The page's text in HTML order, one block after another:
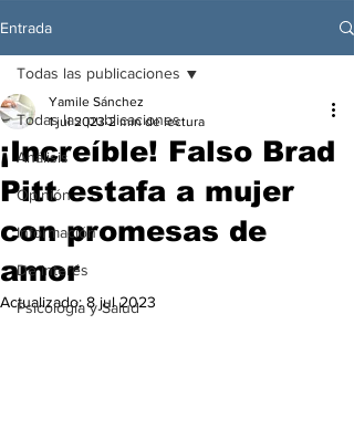
Entrada
Todas las publicaciones
Análisis
Opinión
Información
De interés
Psicología y Salud
Todas las publicaciones
¡Increíble! Falso Brad
Pitt estafa a mujer
con promesas de
amor
Yamile Sánchez
1 jul 2023 2 min de lectura
Actualizado:8 jul 2023